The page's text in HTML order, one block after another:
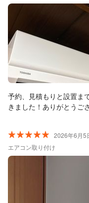
予約、見積もりと設置ま
きました！ありがとうご
2026年6月5
エアコン取り付け